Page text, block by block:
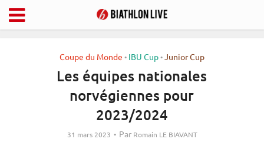
Coupe du Monde • IBU Cup•Junior Cup
Les équipes nationales
norvégiennes pour
2023/2024
31 mars 2023 Par Romain LE BIAVANT